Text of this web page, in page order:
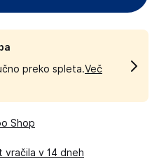
preko spleta.Več
Shop
vračila v 14 dneh